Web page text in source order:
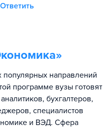
Ответить
»
направлений
программе вузы готовят
бухгалтеров,
специалистов
и ВЭД. Сфера